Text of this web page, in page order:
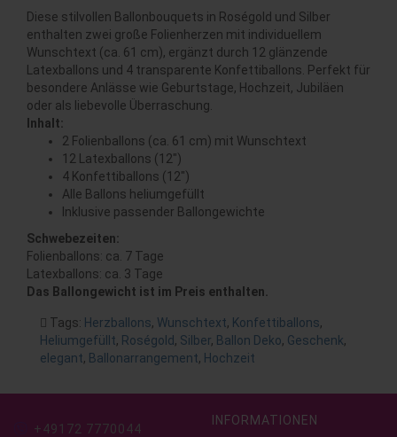
Diese stilvollen Ballonbouquets in Roségold und Silber
enthalten zwei große Folienherzen mit individuellem
Wunschtext (ca. 61 cm), ergänzt durch 12 glänzende
Latexballons und 4 transparente Konfettiballons. Perfekt für
besondere Anlässe wie Geburtstage, Hochzeit, Jubiläen
oder als liebevolle Überraschung.
Inhalt:
2 Folienballons (ca. 61 cm) mit Wunschtext
12 Latexballons (12")
4 Konfettiballons (12")
Alle Ballons heliumgefüllt
Inklusive passender Ballongewichte
Schwebezeiten:
Folienballons: ca. 7 Tage
Latexballons: ca. 3 Tage
Das Ballongewicht ist im Preis enthalten.
Tags: Herzballons, Wunschtext, Konfettiballons,
Heliumgefüllt, Roségold, Silber, Ballon Deko, Geschenk,
elegant, Ballonarrangement, Hochzeit
+49172 7770044
INFORMATIONEN